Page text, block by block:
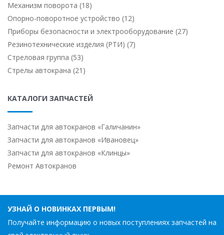
Механизм поворота (18)
Опорно-поворотное устройство (12)
Приборы безопасности и электрооборудование (27)
Резинотехнические изделия (РТИ) (7)
Стреловая группа (53)
Стрелы автокрана (21)
КАТАЛОГИ ЗАПЧАСТЕЙ
Запчасти для автокранов «Галичанин»
Запчасти для автокранов «Ивановец»
Запчасти для автокранов «Клинцы»
Ремонт Автокранов
УЗНАЙ О НОВИНКАХ ПЕРВЫМ!
Получайте информацию о новых поступлениях запчастей на